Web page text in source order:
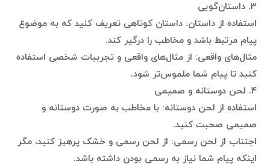
۳. داستان‌گویی
استفاده از داستان: داستان کوتاهی تعریف کنید که به موضوع
پیام مرتبط باشد و مخاطب را درگیر کند.
مثال‌های واقعی: از مثال‌های واقعی و تجربیات شخصی استفاده
کنید تا پیام شما ملموس‌تر شود.
۴. لحن دوستانه و صمیمی
استفاده از لحن دوستانه: با مخاطب به صورت دوستانه و
صمیمی صحبت کنید.
اجتناب از لحن رسمی: از لحن رسمی و خشک پرهیز کنید، مگر
اینکه پیام شما نیاز به رسمی بودن داشته باشد.